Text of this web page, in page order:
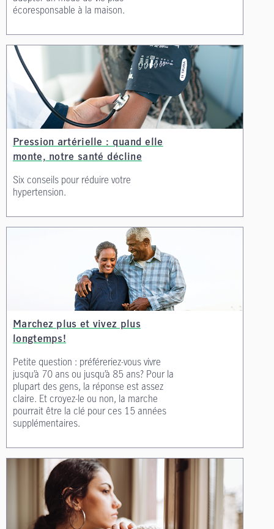
écoresponsable à la maison.
Pression artérielle : quand elle
monte, notre santé décline
Six conseils pour réduire votre
hypertension.
Marchez plus et vivez plus
longtemps!
Petite question : préféreriez-vous vivre
jusqu’à 70 ans ou jusqu’à 85 ans? Pour la
plupart des gens, la réponse est assez
claire. Et croyez-le ou non, la marche
pourrait être la clé pour ces 15 années
supplémentaires.